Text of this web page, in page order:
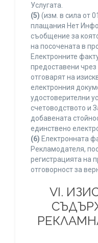
Услугата.
(5) (изм. в сила от
плащания Нет
съобщение за
на посочената в
Електронните
предоставени
отговарят на
електронния
удостоверителни
счетоводството и
добавената
единствено
(6) Електронната
Рекламодателя,
регистрацията на
отговорност за
VI.